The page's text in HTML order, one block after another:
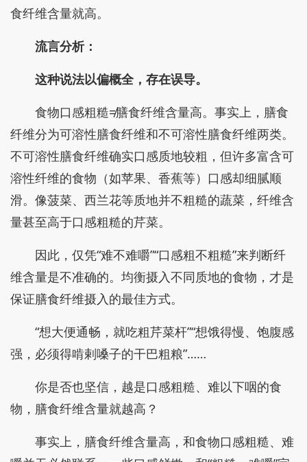
食纤维含量就高。
流言分析：
这种说法以偏概全，存在误导。
食物口感粗糙≠膳食纤维含量高。事实上，膳食
纤维分为可溶性膳食纤维和不可溶性膳食纤维两类。
不可溶性膳食纤维确实口感质地较粗，但许多富含可
溶性纤维的食物（如苹果、香蕉等）口感却细腻顺
滑。像菠菜、西兰花等质地并不粗糙的蔬菜，纤维含
量甚至高于口感粗糙的芹菜。
因此，仅凭“难不难嚼”“口感粗不粗糙”来判断纤
维含量是不准确的。均衡摄入不同质地的食物，才是
保证膳食纤维摄入的最佳方式。
“想大便通畅，就吃粗芹菜杆”“想饿得慢、饱腹感
强，必须得啃剌嗓子的干巴粗粮”……
你是否也坚信，越是口感粗糙、难以下咽的食
物，膳食纤维含量就越高？
事实上，膳食纤维含量高，和食物口感粗糙、难